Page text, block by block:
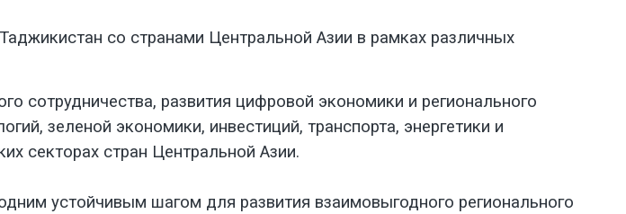
со странами Центральной Азии в рамках различных
сотрудничества, развития цифровой экономики и регионального
зеленой экономики, инвестиций, транспорта, энергетики и
секторах стран Центральной Азии.
устойчивым шагом для развития взаимовыгодного регионального